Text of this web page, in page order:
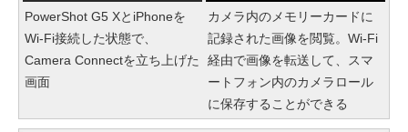
PowerShot G5 XとiPhoneを
Wi-Fi接続した状態で、
Camera Connectを立ち上げた
画面
カメラ内のメモリーカードに
記録された画像を閲覧。Wi-Fi
経由で画像を転送して、スマ
ートフォン内のカメラロール
に保存することができる